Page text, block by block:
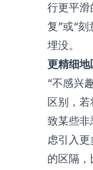
行更平滑
复”或“
埋没。
更精细地
“不感兴
区别，
致某些非
虑引入
的区隔，